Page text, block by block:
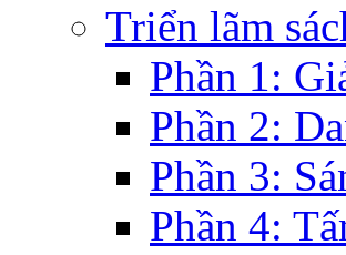
Triển lãm
Phần 1:
Phần 2:
Phần 3:
Phần 4: